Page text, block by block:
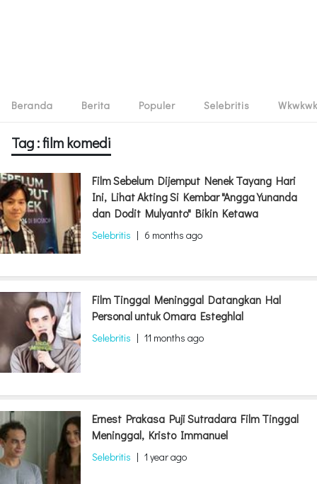
Beranda Berita Populer Selebritis Wkwkwk
Tag : film komedi
Film Sebelum Dijemput Nenek Tayang Hari
Ini, Lihat Akting Si Kembar "Angga Yunanda
dan Dodit Mulyanto" Bikin Ketawa
Selebritis | 6 months ago
Film Tinggal Meninggal Datangkan Hal
Personal untuk Omara Esteghlal
Selebritis | 11 months ago
Ernest Prakasa Puji Sutradara Film Tinggal
Meninggal, Kristo Immanuel
Selebritis | 1 year ago